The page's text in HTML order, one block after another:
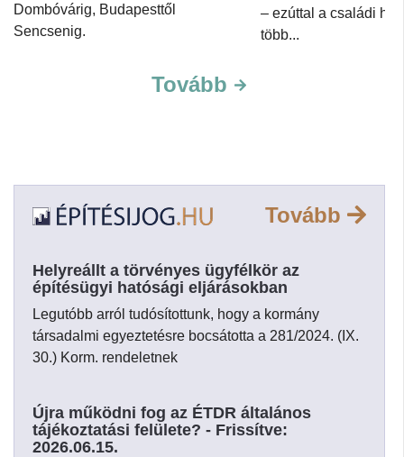
Dombóvárig, Budapesttől
Sencsenig.
– ezúttal a családi
több...
Tovább
Tovább
Helyreállt a törvényes ügyfélkör az
építésügyi hatósági eljárásokban
Legutóbb arról tudósítottunk, hogy a kormány
társadalmi egyeztetésre bocsátotta a 281/2024. (IX.
30.) Korm. rendeletnek
Újra működni fog az ÉTDR általános
tájékoztatási felülete? - Frissítve:
2026.06.15.